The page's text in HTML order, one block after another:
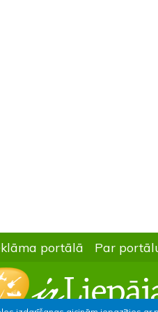
portālā Par